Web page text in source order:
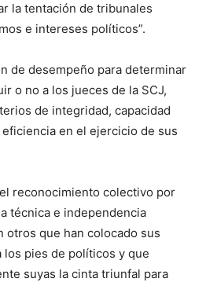
la tentación de tribunales
e intereses políticos”.
de desempeño para determinar
o no a los jueces de la SCJ,
de integridad, capacidad
en el ejercicio de sus
reconocimiento colectivo por
técnica e independencia
otros que han colocado sus
los pies de políticos y que
suyas la cinta triunfal para